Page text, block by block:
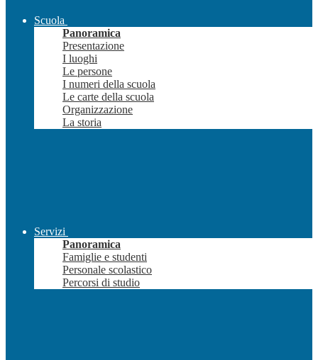
Scuola
Panoramica
Presentazione
I luoghi
Le persone
I numeri della scuola
Le carte della scuola
Organizzazione
La storia
Servizi
Panoramica
Famiglie e studenti
Personale scolastico
Percorsi di studio